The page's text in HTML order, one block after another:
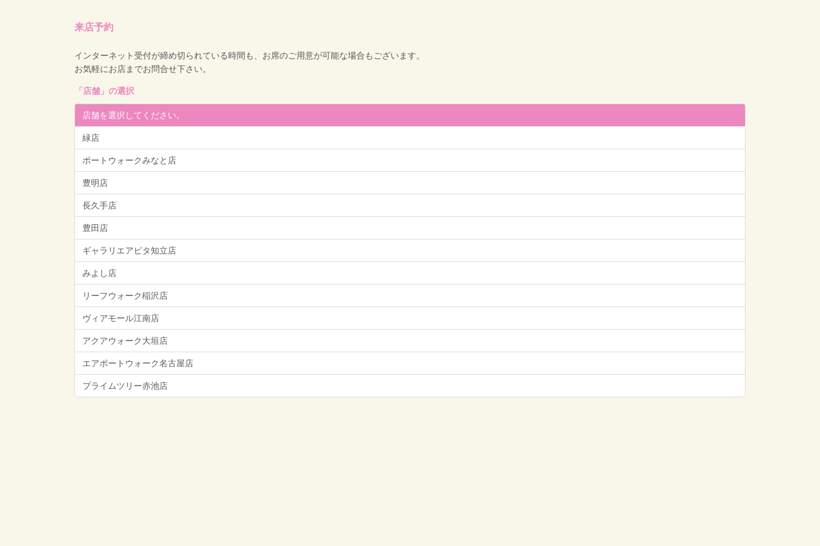
来店予約
インターネット受付が締め切られている時間も、お席のご用意が可能な場合もございます。
お気軽にお店までお問合せ下さい。
「 店舗 」の選択
店舗を選択してください。
緑店
ポートウォークみなと店
豊明店
長久手店
豊田店
ギャラリエアピタ知立店
みよし店
リーフウォーク稲沢店
ヴィアモール江南店
アクアウォーク大垣店
エアポートウォーク名古屋店
プライムツリー赤池店